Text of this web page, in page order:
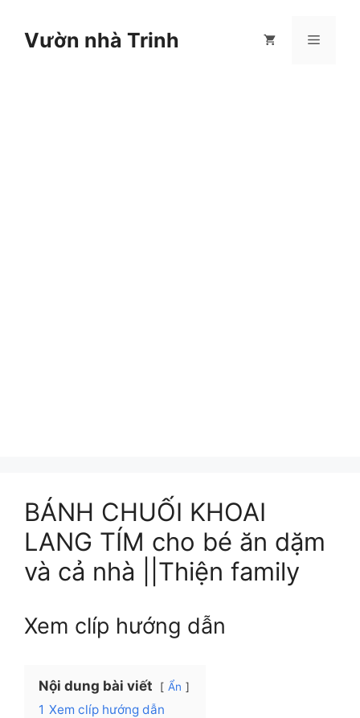
Vườn nhà Trinh Menu
BÁNH CHUỐI KHOAI
LANG TÍM cho bé ăn dặm
và cả nhà ||Thiện family
Xem clíp hướng dẫn
Nội dung bài viết Ẩn
1 Xem clíp hướng dẫn